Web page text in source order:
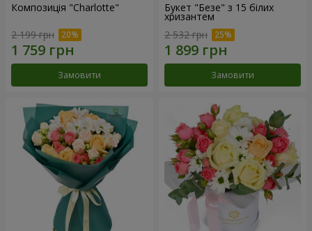
Композиція "Charlotte"
2 199 грн
Замовити
Букет "Безе" з 15 білих
хризантем
2 532 грн
Замовити